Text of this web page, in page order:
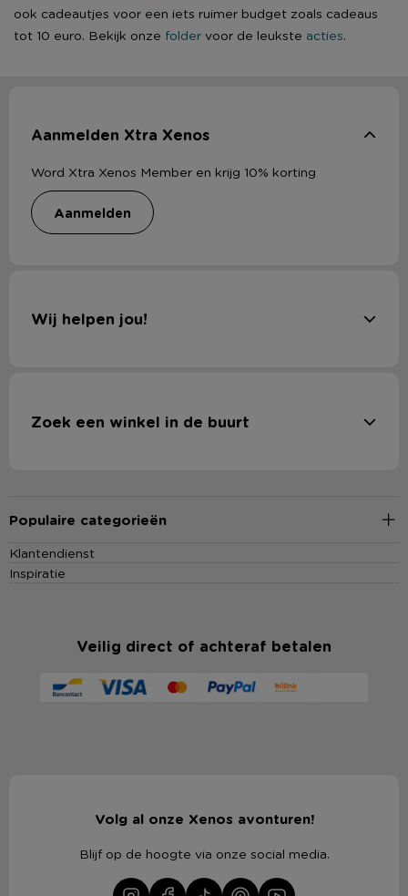
ook cadeautjes voor een iets ruimer budget zoals cadeaus
tot 10 euro. Bekijk onze folder voor de leukste acties.
Aanmelden Xtra Xenos
Word Xtra Xenos Member en krijg 10% korting
aanmelden
Wij helpen jou!
Zoek een winkel in de buurt
Populaire categorieën
Klantendienst
Inspiratie
Veilig direct of achteraf betalen
Volg al onze Xenos avonturen!
Blijf op de hoogte via onze social media.